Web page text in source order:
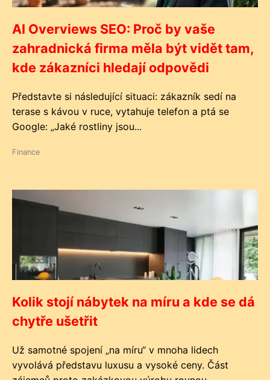
AI Overviews SEO: Proč by vaše
zahradnická firma měla být vidět tam,
kde zákazníci hledají odpovědi
Představte si následující situaci: zákazník sedí na
terase s kávou v ruce, vytahuje telefon a ptá se
Google: „Jaké rostliny jsou...
Finance
Kolik stojí nábytek na míru a kde se dá
chytře ušetřit
Už samotné spojení „na míru“ v mnoha lidech
vyvolává představu luxusu a vysoké ceny. Část